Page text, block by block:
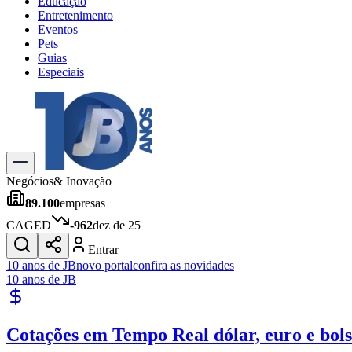
Entretenimento
Eventos
Pets
Guias
Especiais
Explore Tudo
Últimas Notícias
Previsão do Tempo
Trânsito e Rotas
Dia a Dia & Lazer
Gastronomia
Cinema & Shows
JogosNovo
Para Sua Empresa
Publicidade Legal
Negócios& Inovação
89.100empresas
CAGED
-962dez de 25
Entrar
10 anos de JBnovo portalconfira as novidades
10 anos de JB
Cotações em Tempo Real dólar, euro e